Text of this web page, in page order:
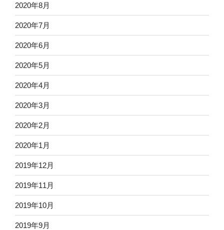
2020年8月
2020年7月
2020年6月
2020年5月
2020年4月
2020年3月
2020年2月
2020年1月
2019年12月
2019年11月
2019年10月
2019年9月